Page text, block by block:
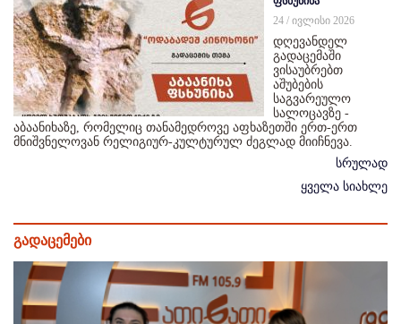
24 / ივლისი 2026
დღევანდელ
გადაცემაში
ვისაუბრებთ
აშუბების
საგვარეულო
სალოცავზე -
აბაანიხაზე, რომელიც თანამედროვე აფხაზეთში ერთ-ერთ
მნიშვნელოვან რელიგიურ-კულტურულ ძეგლად მიიჩნევა.
სრულად
ყველა სიახლე
გადაცემები